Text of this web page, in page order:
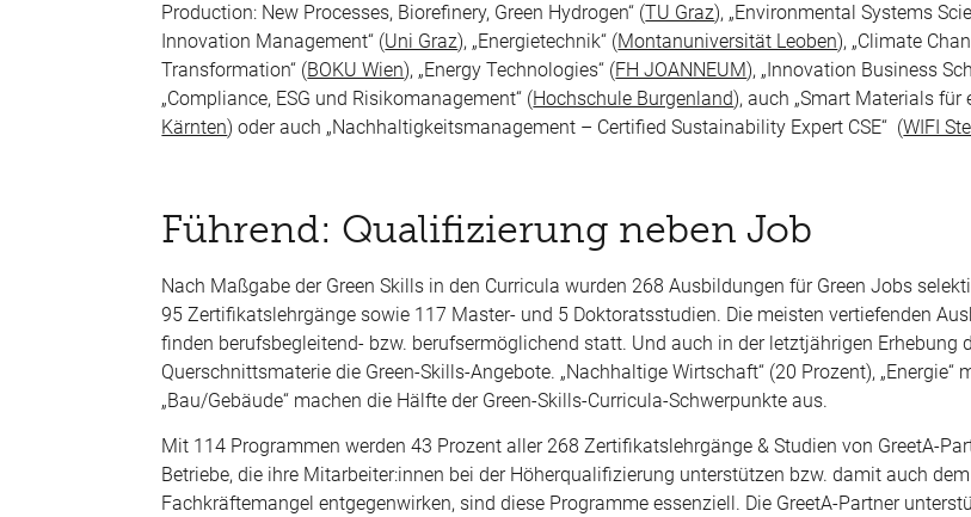
Production: New Processes, Biorefinery, Green Hydrogen“ (TU Graz), „Environmental Systems
Innovation Management“ (Uni Graz), „Energietechnik“ (Montanuniversität Leoben), „Climate
Transformation“ (BOKU Wien), „Energy Technologies“ (FH JOANNEUM), „Innovation Business
„Compliance, ESG und Risikomanagement“ (Hochschule Burgenland), auch „Smart Materials für
Kärnten) oder auch „Nachhaltigkeitsmanagement – Certified Sustainability Expert CSE“ (WIFI
Führend: Qualifizierung neben Job
Nach Maßgabe der Green Skills in den Curricula wurden 268 Ausbildungen für Green Jobs
95 Zertifikatslehrgänge sowie 117 Master- und 5 Doktoratsstudien. Die meisten vertiefenden
finden berufsbegleitend- bzw. berufsermöglichend statt. Und auch in der letztjährigen Erhebung
Querschnittsmaterie die Green-Skills-Angebote. „Nachhaltige Wirtschaft“ (20 Prozent), „Energie“
„Bau/Gebäude“ machen die Hälfte der Green-Skills-Curricula-Schwerpunkte aus.
Mit 114 Programmen werden 43 Prozent aller 268 Zertifikatslehrgänge & Studien von GreetA-
Betriebe, die ihre Mitarbeiter:innen bei der Höherqualifizierung unterstützen bzw. damit auch
Fachkräftemangel entgegenwirken, sind diese Programme essenziell. Die GreetA-Partner